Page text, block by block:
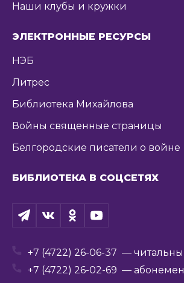
Наши клубы и кружки
ЭЛЕКТРОННЫЕ РЕСУРСЫ
НЭБ
Литрес
Библиотека Михайлова
Войны священные страницы
Белгородские писатели о войне
БИБЛИОТЕКА В СОЦСЕТЯХ
+7 (4722) 26-06-37 —
+7 (4722) 26-02-69 —